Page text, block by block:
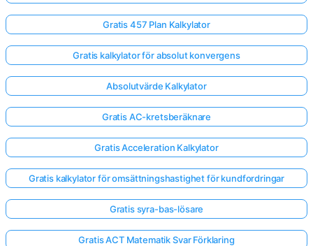
Gratis 457 Plan Kalkylator
Gratis kalkylator för absolut konvergens
Absolutvärde Kalkylator
Gratis AC-kretsberäknare
Gratis Acceleration Kalkylator
Gratis kalkylator för omsättningshastighet för kundfordringar
Gratis syra-bas-lösare
Gratis ACT Matematik Svar Förklaring